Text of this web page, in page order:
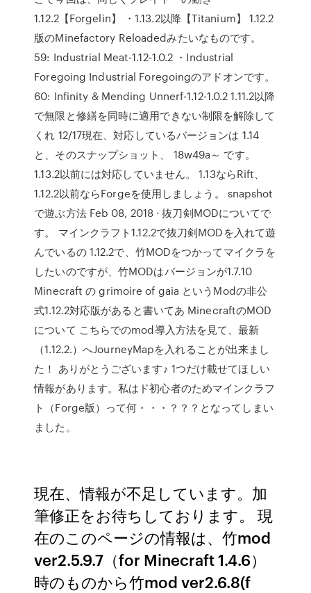
1.12.2【Forgelin】 ・1.13.2以降【Titanium】 1.12.2
版のMinefactory Reloadedみたいなものです。
59: Industrial Meat-1.12-1.0.2 ・Industrial
Foregoing Industrial Foregoingのアドオンです。
60: Infinity & Mending Unnerf-1.12-1.0.2 1.11.2以降
で無限と修繕を同時に適用できない制限を解除して
くれ 12/17現在、対応しているバージョンは 1.14
と、そのスナップショット、 18w49a～ です。
1.13.2以前には対応していません。 1.13ならRift、
1.12.2以前ならForgeを使用しましょう。 snapshot
で遊ぶ方法 Feb 08, 2018 · 抜刀剣MODについてで
す。 マインクラフト1.12.2で抜刀剣MODを入れて遊
んでいるの 1.12.2で、竹MODをつかってマイクラを
したいのですが、竹MODはバージョンが1.7.10
Minecraft の grimoire of gaia というModの非公
式1.12.2対応版があると書いてあ MinecraftのMOD
について こちらでのmod導入方法を見て、最新
（1.12.2.）へJourneyMapを入れることが出来まし
た！ ありがとうございます♪ 1つだけ載せてほしい
情報があります。私はド初心者のためマインクラフ
ト（Forge版）って何・・・？？？となってしまい
ました。
現在、情報が不足しています。加
筆修正をお待ちしております。 現
在のこのページの情報は、竹mod
ver2.5.9.7（for Minecraft 1.4.6）
時のものから竹mod ver2.6.8(f